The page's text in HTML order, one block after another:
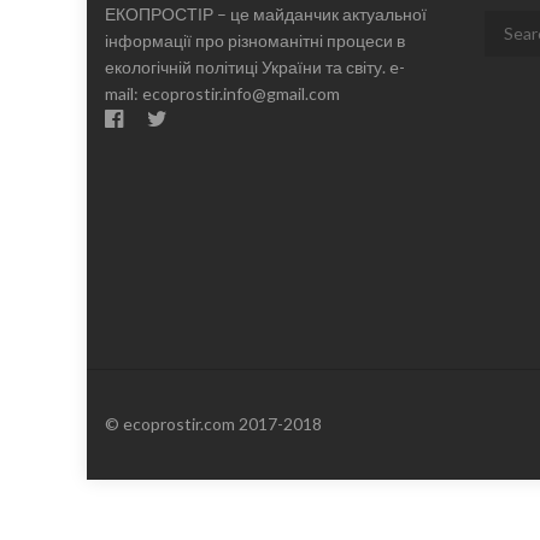
ЕКОПРОСТІР – це майданчик актуальної
інформації про різноманітні процеси в
екологічній політиці України та світу. e-
mail: ecoprostir.info@gmail.com
© ecoprostir.com 2017-2018